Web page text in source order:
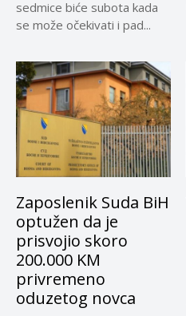
sedmice biće subota kada
se može očekivati i pad...
Zaposlenik Suda BiH
optužen da je
prisvojio skoro
200.000 KM
privremeno
oduzetog novca